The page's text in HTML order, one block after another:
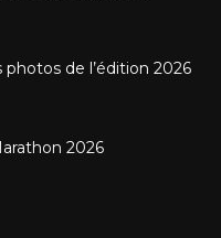
de l’édition 2026
2026